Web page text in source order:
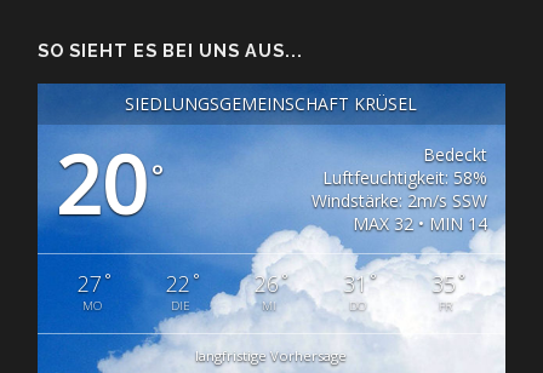
SO SIEHT ES BEI UNS AUS...
SIEDLUNGSGEMEINSCHAFT KRÜSEL
20°
Bedeckt
Luftfeuchtigkeit: 58%
Windstärke: 2m/s SSW
MAX 32 • MIN 14
27°
MO
22 °
DIE
26°
MI
31°
DO
35°
FR
langfristige Vorhersage